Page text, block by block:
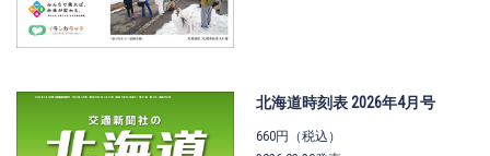
北海道時刻表 2026年4月号
660円（税込）